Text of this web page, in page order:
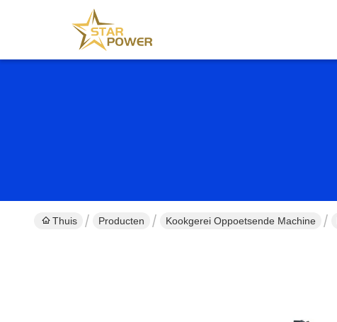
Thuis Producten Kookgerei Oppoetsende Machine